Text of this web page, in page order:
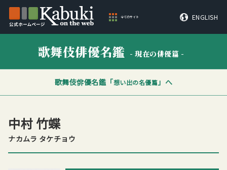
全てのサイト ENGLISH
歌舞伎俳優名鑑 - 現在の俳優篇 -
歌舞伎俳優名鑑「想い出の名優篇」へ
中村 竹蝶
ナカムラ タケチョウ